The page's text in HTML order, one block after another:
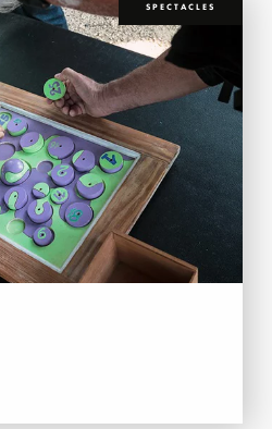
SPECTACLES